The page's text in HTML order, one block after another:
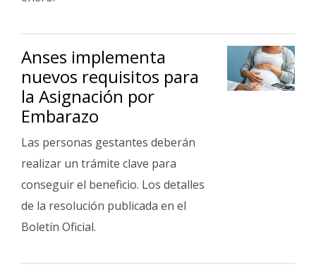
Anses implementa
nuevos requisitos para
la Asignación por
Embarazo
Las personas gestantes deberán
realizar un trámite clave para
conseguir el beneficio. Los detalles
de la resolución publicada en el
Boletín Oficial.